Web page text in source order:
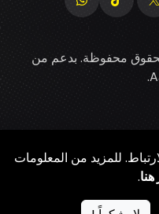
محفوظة. بدعم من
.
للمزيد من المعلومات
هنا.